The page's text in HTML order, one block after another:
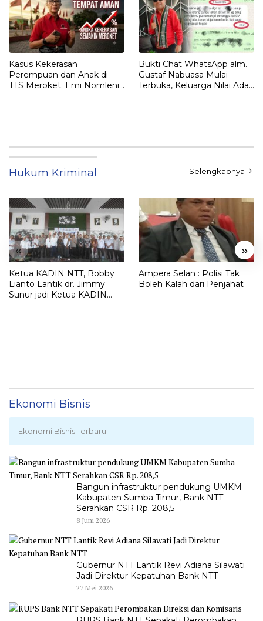
Kasus Kekerasan
Perempuan dan Anak di
TTS Meroket. Emi Nomleni :
Bukti Chat WhatsApp alm.
Gustaf Nabuasa Mulai
Terbuka, Keluarga Nilai Ada
Hukum Kriminal Selengkapnya
« »
Ketua KADIN NTT, Bobby
Lianto Lantik dr. Jimmy
Sunur jadi Ketua KADIN
Ampera Selan : Polisi Tak
Boleh Kalah dari Penjahat
Ekonomi Bisnis
Ekonomi Bisnis Terbaru
Bangun infrastruktur pendukung UMKM
Kabupaten Sumba Timur, Bank NTT
Serahkan CSR Rp. 208,5
8 Juni 2026
Gubernur NTT Lantik Revi Adiana Silawati
Jadi Direktur Kepatuhan Bank NTT
27 Mei 2026